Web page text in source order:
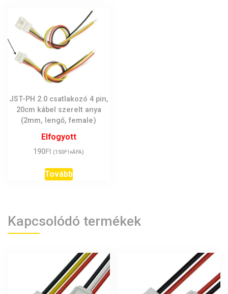
JST-PH 2.0 csatlakozó 4 pin,
20cm kábel szerelt anya
(2mm, lengő, female)
Elfogyott
190Ft (150Ft+ÁFA)
Tovább
Kapcsolódó termékek